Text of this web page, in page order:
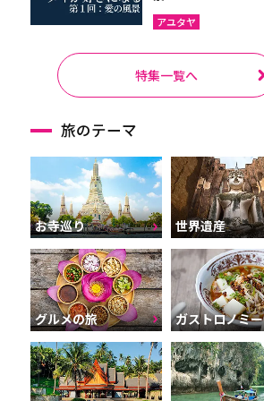
アユタヤ
特集一覧へ
旅のテーマ
お寺巡り 世界遺産
グルメの旅 ガストロノミー